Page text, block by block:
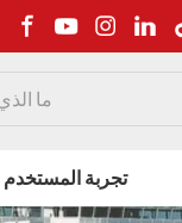
تجربة المستخدم